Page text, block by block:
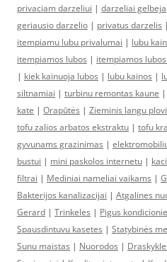
privaciam darzeliui | darzeliai gelbeja
geriausio darzelio | privatus darzelis |
itempiamu lubu privalumai | lubu
itempiamos lubos | itempiamos
| kiek kainuoja lubos | lubu kainos |
siltnamiai | turbinu remontas kaune |
kate | Orapūtės | Zieminis langu
tofu zalios arbatos ekstraktu | tofu
gyvunams grazinimas |
bustui | mini paskolos internetu |
filtrai | Mediniai nameliai vaikams |
Bakterijos kanalizacijai | Atgalines
Gerard | Trinkeles | Pigus
Spausdintuvu kasetes | Statybinės
Sunu maistas | Nuorodos |